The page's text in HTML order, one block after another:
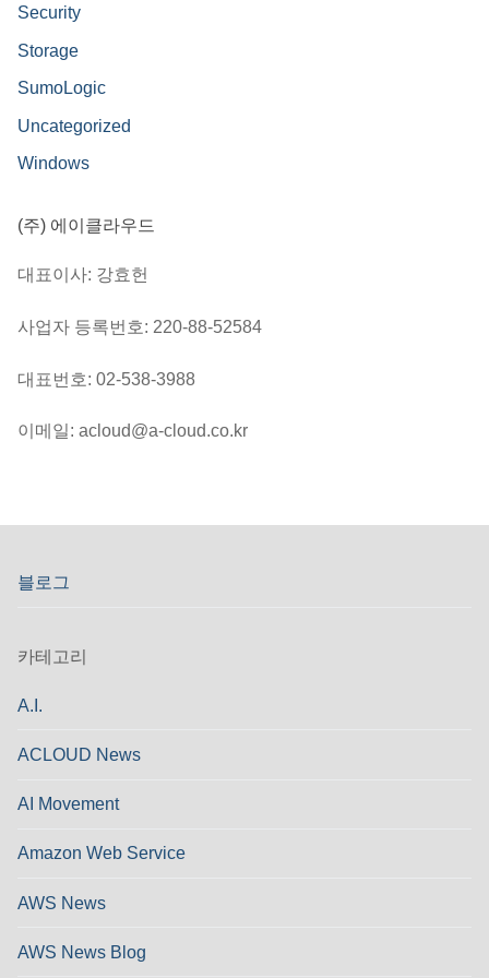
Security
Storage
SumoLogic
Uncategorized
Windows
(주) 에이클라우드
대표이사: 강효헌
사업자 등록번호: 220-88-52584
대표번호: 02-538-3988
이메일: acloud@a-cloud.co.kr
블로그
카테고리
A.I.
ACLOUD News
AI Movement
Amazon Web Service
AWS News
AWS News Blog